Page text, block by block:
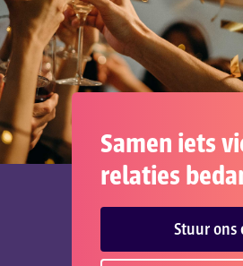
Samen iets
relaties
Stuur ons